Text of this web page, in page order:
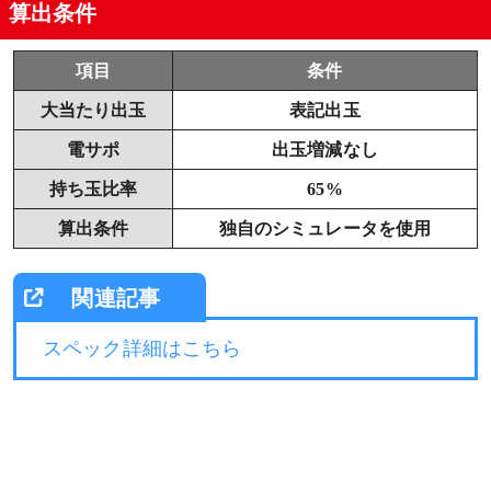
算出条件
項目 条件
大当たり出玉 表記出玉
電サポ 出玉増減なし
持ち玉比率 65%
算出条件 独自のシミュレータを使用
スペック詳細はこちら